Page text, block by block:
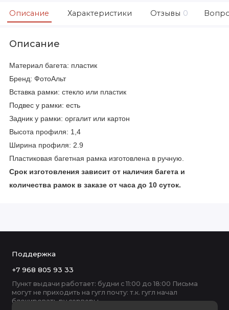
Описание Характеристики Отзывы 0
Описание
Материал багета: пластик
Бренд: ФотоАльт
Вставка рамки: стекло или пластик
Подвес у рамки: есть
Задник у рамки: оргалит или картон
Высота профиля: 1,4
Ширина профиля: 2.9
Пластиковая багетная рамка изготовлена в ручную.
Срок изготовления зависит от наличия багета и
количества рамок в заказе от часа до 10 суток.
Поддержка
+7 968 805 93 33
Пункт выдачи работает: будни с 11:00 до 18:00 Письма
могут не приходить на гугл почту: т.к. гугл начал
блокировать ру серверы